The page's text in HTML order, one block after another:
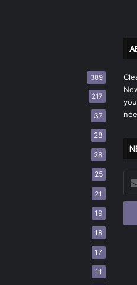
389
217
37
28
28
25
21
19
18
17
11
tu